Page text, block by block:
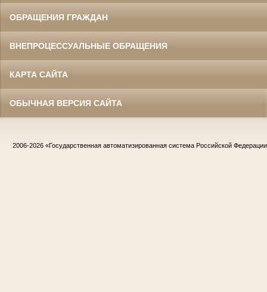
ОБРАЩЕНИЯ ГРАЖДАН
ВНЕПРОЦЕССУАЛЬНЫЕ ОБРАЩЕНИЯ
КАРТА САЙТА
ОБЫЧНАЯ ВЕРСИЯ САЙТА
2006-2026 «Государственная автоматизированная система Российской